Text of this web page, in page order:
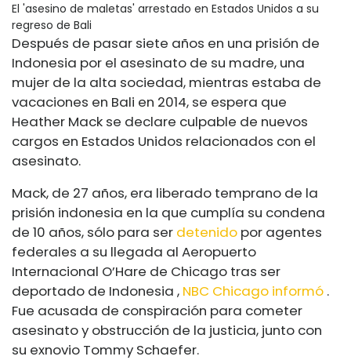
El 'asesino de maletas' arrestado en Estados Unidos a su
regreso de Bali
Después de pasar siete años en una prisión de
Indonesia por el asesinato de su madre, una
mujer de la alta sociedad, mientras estaba de
vacaciones en Bali en 2014, se espera que
Heather Mack se declare culpable de nuevos
cargos en Estados Unidos relacionados con el
asesinato.
Mack, de 27 años, era liberado temprano de la
prisión indonesia en la que cumplía su condena
de 10 años, sólo para ser detenido por agentes
federales a su llegada al Aeropuerto
Internacional O’Hare de Chicago tras ser
deportado de Indonesia , NBC Chicago informó .
Fue acusada de conspiración para cometer
asesinato y obstrucción de la justicia, junto con
su exnovio Tommy Schaefer.